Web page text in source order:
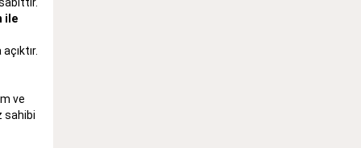
ile
ve
sahibi